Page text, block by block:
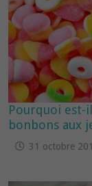
Pourquoi est-
bonbons aux
31 octobre